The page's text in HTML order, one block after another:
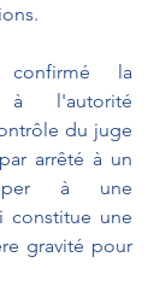
la
à l'autorité
du juge
arrêté à un
à une
constitue une
gravité pour